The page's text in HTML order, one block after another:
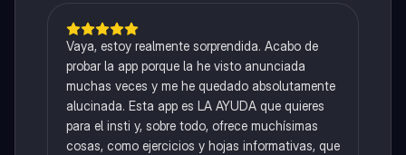
Vaya, estoy realmente sorprendida. Acabo de
probar la app porque la he visto anunciada
muchas veces y me he quedado absolutamente
alucinada. Esta app es LA AYUDA que quieres
para el insti y, sobre todo, ofrece muchísimas
cosas, como ejercicios y hojas informativas, que